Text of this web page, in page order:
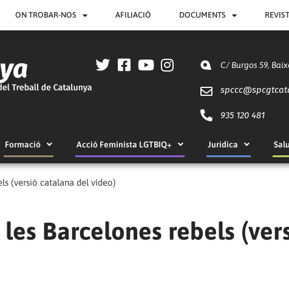
ON TROBAR-NOS AFILIACIÓ DOCUMENTS
C/ Burgos 59,
spccc@
935 120 481
Formació Acció Feminista LGTBIQ+ Jurídica
(versió catalana del vídeo)
Barcelones rebels